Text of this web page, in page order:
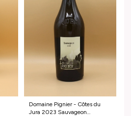
Domaine Pignier - Côtes du
Jura 2023 Sauvageon